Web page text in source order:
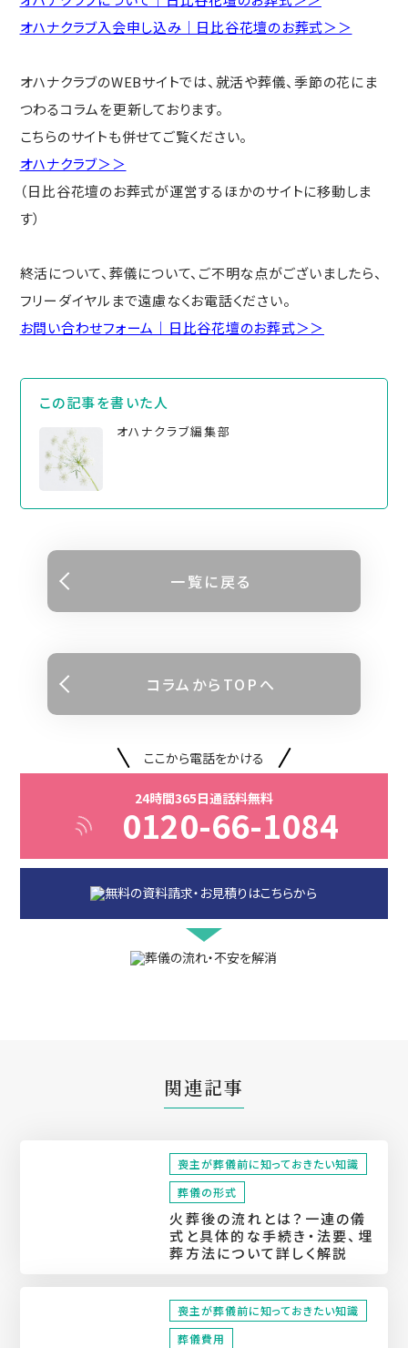
オハナクラブ入会申し込み｜日比谷花壇のお葬式＞＞
オハナクラブのWEBサイトでは、就活や葬儀、季節の花にま
つわるコラムを更新しております。
こちらのサイトも併せてご覧ください。
オハナクラブ＞＞
（日比谷花壇のお葬式が運営するほかのサイトに移動しま
す）
終活について、葬儀について、ご不明な点がございましたら、
フリーダイヤルまで遠慮なくお電話ください。
お問い合わせフォーム｜日比谷花壇のお葬式＞＞
この記事を書いた⼈
オハナクラブ編集部
⼀覧に戻る
コラムからTOPへ
ここから電話をかける
24時間365日通話料無料
0120-66-1084
関連記事
喪主が葬儀前に知っておきたい知識
葬儀の形式
火葬後の流れとは？一連の儀
式と具体的な手続き・法要、埋
葬方法について詳しく解説
喪主が葬儀前に知っておきたい知識
葬儀費用